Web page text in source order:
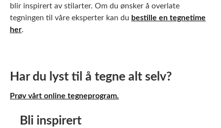
blir inspirert av stilarter. Om du ønsker å overlate
tegningen til våre eksperter kan du bestille en tegnetime
her.
Har du lyst til å tegne alt selv?
Prøv vårt online tegneprogram.
Bli inspirert